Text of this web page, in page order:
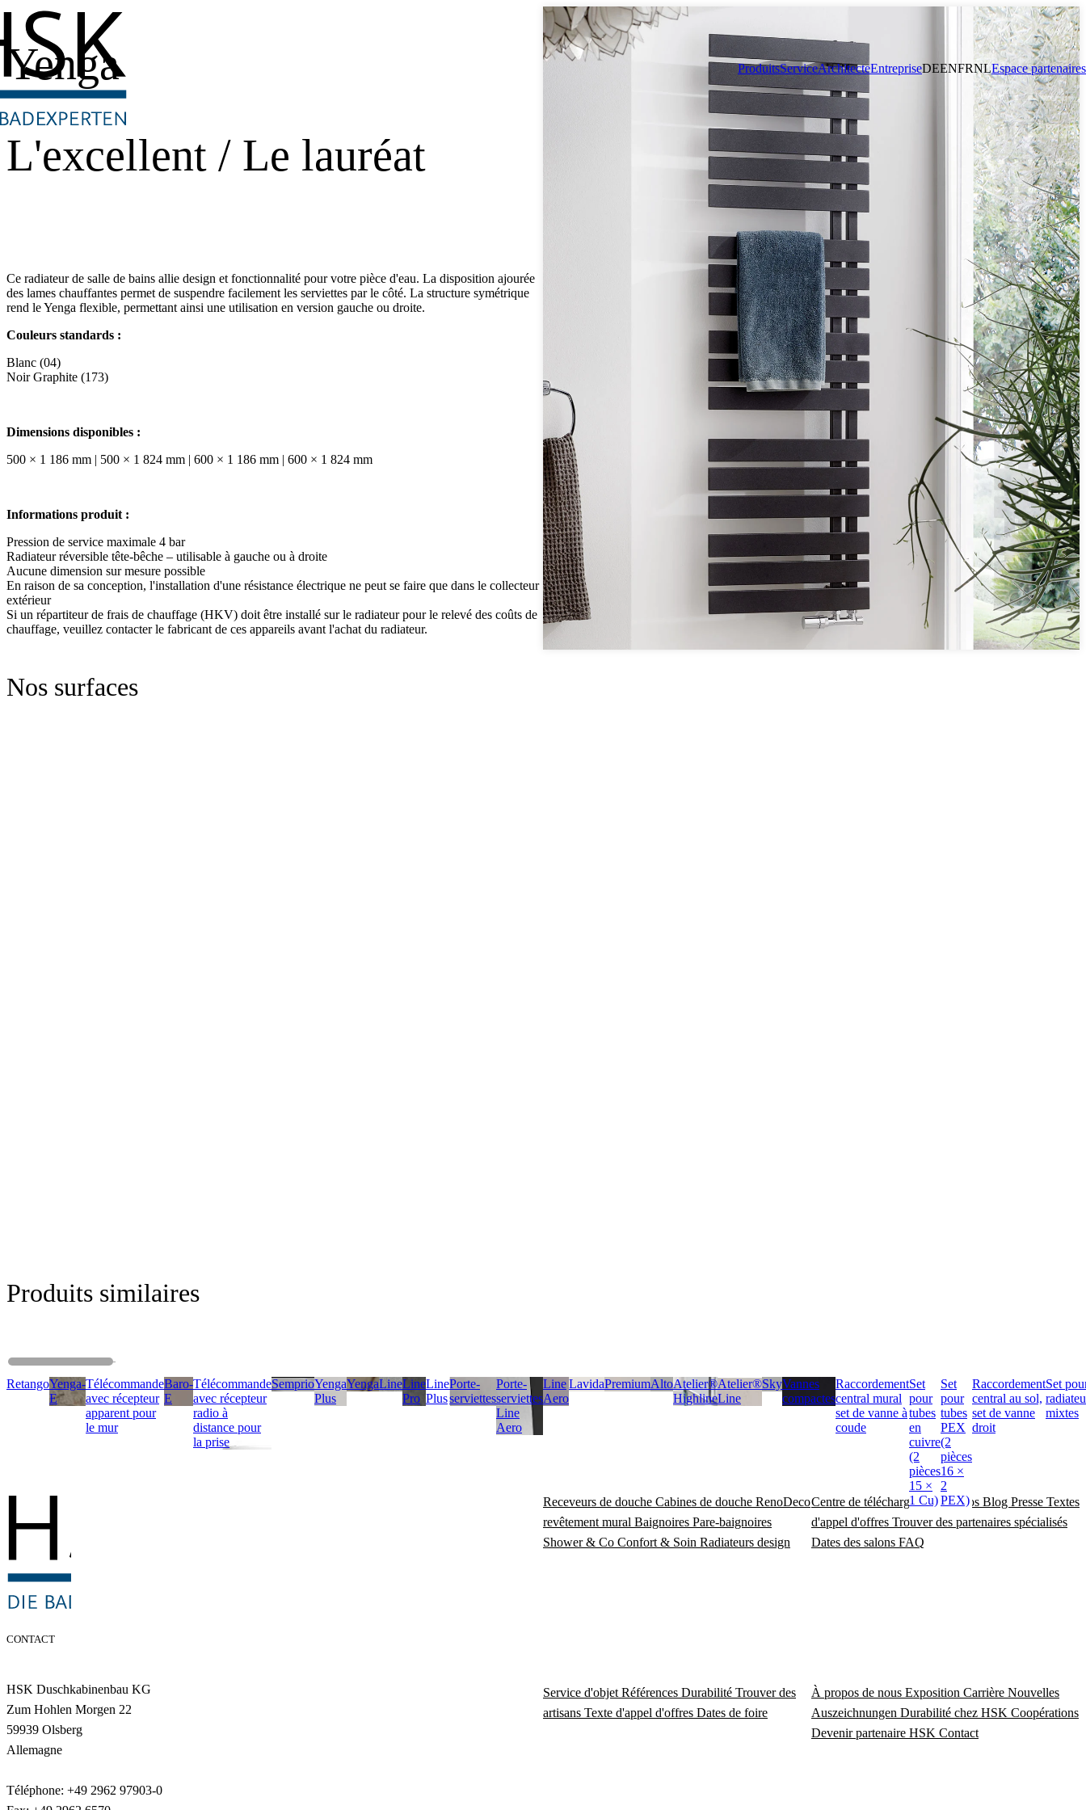
ProduitsServiceArchitecteEntrepriseDEENFRNLEspace partenaires
Yenga
L'excellent / Le lauréat
Ce radiateur de salle de bains allie design et fonctionnalité pour votre pièce d'eau. La disposition ajourée
des lames chauffantes permet de suspendre facilement les serviettes par le côté. La structure symétrique
rend le Yenga flexible, permettant ainsi une utilisation en version gauche ou droite.
Couleurs standards :
Blanc (04)
Noir Graphite (173)
Dimensions disponibles :
500 × 1 186 mm | 500 × 1 824 mm | 600 × 1 186 mm | 600 × 1 824 mm
Informations produit :
Pression de service maximale 4 bar
Radiateur réversible tête-bêche – utilisable à gauche ou à droite
Aucune dimension sur mesure possible
En raison de sa conception, l'installation d'une résistance électrique ne peut se faire que dans le collecteur
extérieur
Si un répartiteur de frais de chauffage (HKV) doit être installé sur le radiateur pour le relevé des coûts de
chauffage, veuillez contacter le fabricant de ces appareils avant l'achat du radiateur.
Nos surfaces
Produits similaires
RetangoYenga-
E
Télécommande
avec récepteur
apparent pour
le mur
Baro-
E
Télécommande
avec récepteur
radio à
distance pour
la prise
SemprioYenga
Plus
YengaLineLine
Pro
Line
Plus
Porte-
serviettes
Porte-
serviettes
Line
Aero
Line
Aero
LavidaPremiumAltoAtelier®
Highline
Atelier®
Line
SkyVannes
compactes
Raccordement
central mural
set de vanne à
coude
Set
pour
tubes
en
cuivre
(2
pièces
15 ×
1 Cu)
Set
pour
tubes
PEX
(2
pièces
16 ×
2
PEX)
Raccordement
central au sol,
set de vanne
droit
Set
mixtes
CONTACT
HSK Duschkabinenbau KG
Zum Hohlen Morgen 22
59939 Olsberg
Allemagne
Téléphone: +49 2962 97903-0
Receveurs de douche Cabines de douche RenoDeco
revêtement mural Baignoires Pare-baignoires
Shower & Co Confort & Soin Radiateurs design
Centre de téléchargementVidéos Blog Presse Textes
d'appel d'offres Trouver des partenaires spécialisés
Dates des salons FAQ
Service d'objet Références Durabilité Trouver des
artisans Texte d'appel d'offres Dates de foire
À propos de nous Exposition Carrière Nouvelles
Auszeichnungen Durabilité chez HSK Coopérations
Devenir partenaire HSK Contact